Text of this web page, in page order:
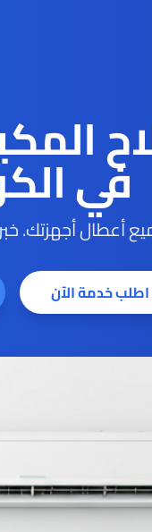
في
أعطال أجهزتك.
اطلب خدمة الآن